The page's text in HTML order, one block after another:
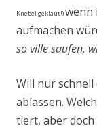
Knebel geklaut!)wenn
aufmachen
so ville saufen,
Will nur
ablassen.
tiert, aber